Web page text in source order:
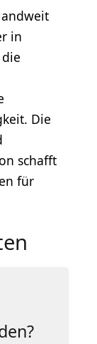
in
Die
schafft
für